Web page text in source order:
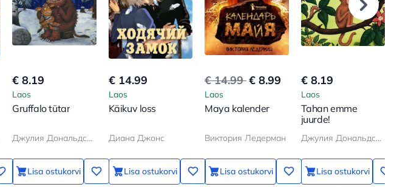
€ 8.19
Laos
Gruffalo tütar
Джулия Дональдсон
Lisa ostukorvi
€ 14.99
Laos
Käikuv loss
Диана Джонс
Lisa ostukorvi
€ 14.99€ 8.99
Laos
Maya kalender
Виктория Ледерман
Lisa ostukorvi
€ 8.19
Laos
Tahan emme
juurde!
Джулия Дональдсон, Аксель Шеффлер
Lisa ostukorvi